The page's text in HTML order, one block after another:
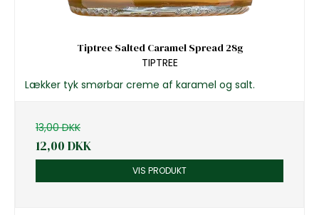
Tiptree Salted Caramel Spread 28g
TIPTREE
Lækker tyk smørbar creme af karamel og salt.
13,00 DKK
12,00 DKK
VIS PRODUKT